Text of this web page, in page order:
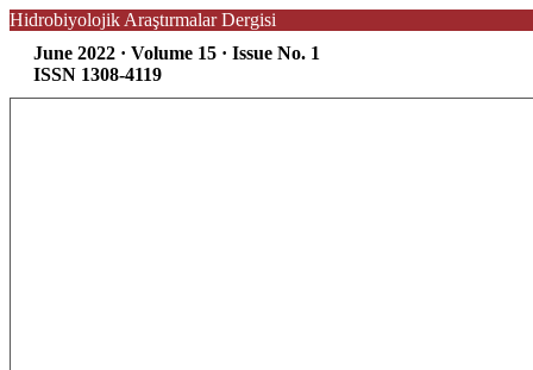
Hidrobiyolojik Araştırmalar Dergisi
June 2022 · Volume 15 · Issue No. 1
ISSN 1308-4119